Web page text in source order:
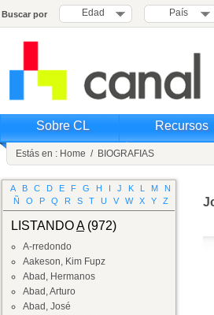
Buscar por Edad País
Sobre CL Recursos
Estás en : Home / BIOGRAFIAS
A B C D E F G H I J K L M
N
Ñ
O P Q R S T U V W X Y Z
LISTANDOA(972)
A-rredondo
Aakeson, Kim Fupz
Abad, Hermanos
Abad, Arturo
Abad, José